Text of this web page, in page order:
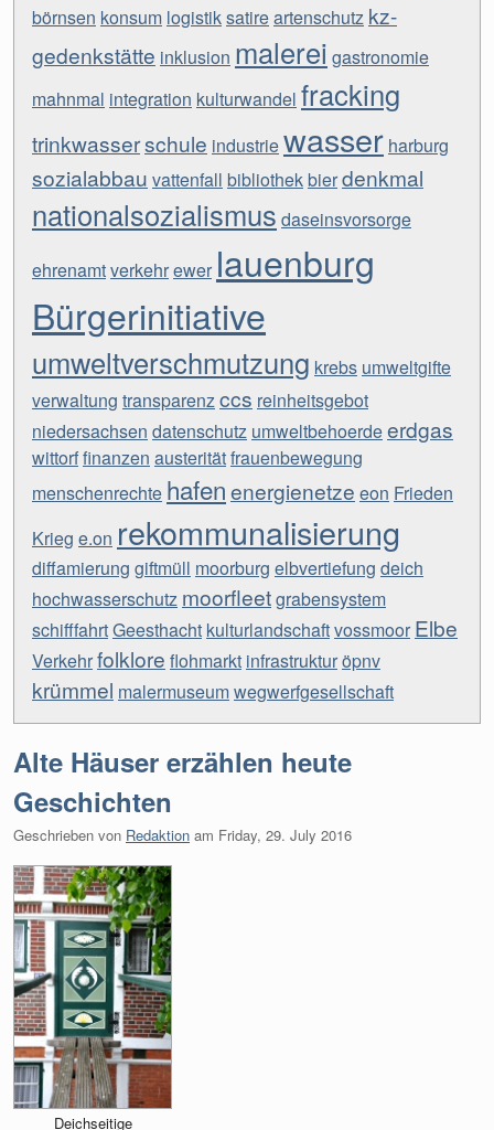
börnsen konsum logistiksatireartenschutz kz-
gedenkstätte inklusion malerei gastronomie
mahnmal integration kulturwandel fracking
trinkwasserschule industriewasser harburg
sozialabbau vattenfall bibliothekbierdenkmal
nationalsozialismus daseinsvorsorge
ehrenamtverkehrewer lauenburg
Bürgerinitiative
umweltverschmutzung krebs umweltgifte
verwaltung transparenzccs reinheitsgebot
niedersachsen datenschutz umweltbehoerdeerdgas
wittorffinanzen austeritätfrauenbewegung
menschenrechte hafenenergienetze eon Frieden
Krieg e.on rekommunalisierung
diffamierung giftmüll moorburg elbvertiefung deich
hochwasserschutz moorfleetgrabensystem
schifffahrtGeesthacht kulturlandschaftvossmoor Elbe
Verkehrfolklore flohmarkt infrastrukturöpnv
krümmel malermuseumwegwerfgesellschaft
Alte Häuser erzählen heute
Geschichten
Geschrieben von Redaktion am Friday, 29. July 2016
Deichseitige